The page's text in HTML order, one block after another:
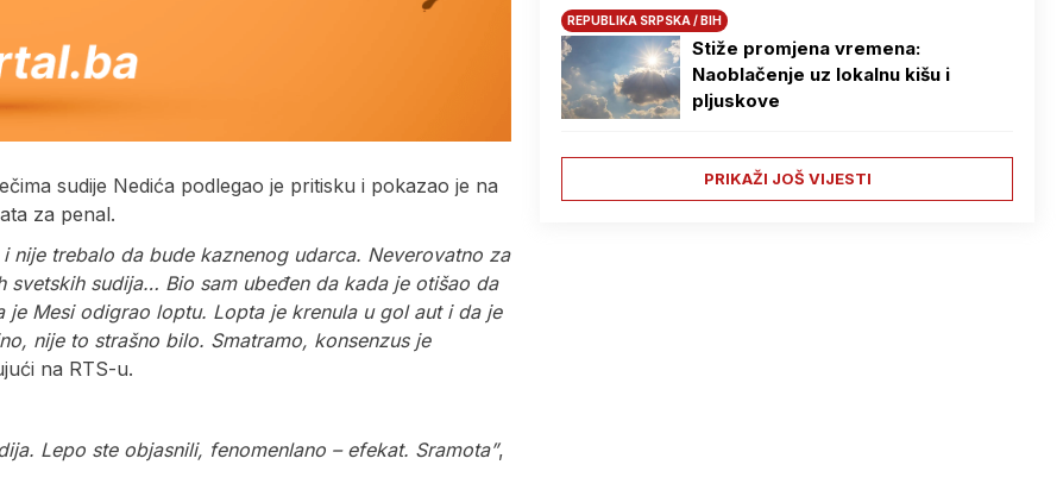
sudije Nedića podlegao je pritisku i pokazao je na
za penal.
nije trebalo da bude kaznenog udarca. Neverovatno za
sudija… Bio sam ubeđen da kada je otišao da
Mesi odigrao loptu. Lopta je krenula u gol aut i da je
nije to strašno bilo. Smatramo, konsenzus je
na RTS-u.
Lepo ste objasnili, fenomenlano – efekat. Sramota”,
REPUBLIKA SRPSKA / BIH
Stiže promjena vremena:
Naoblačenje uz lokalnu kišu i
pljuskove
PRIKAŽI JOŠ VIJESTI